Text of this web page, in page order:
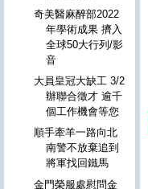
奇美醫麻醉部2022
年學術成果 擠入
全球50大行列/影
音
大員皇冠大缺工 3/2
辦聯合徵才 逾千
個工作機會等您
順手牽羊一路向北
南警不放棄追到
將軍找回鐵馬
金門榮服處慰問金